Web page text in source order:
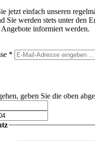
jetzt einfach unseren
Sie werden stets unter den
informiert werden.
*
geben Sie die oben